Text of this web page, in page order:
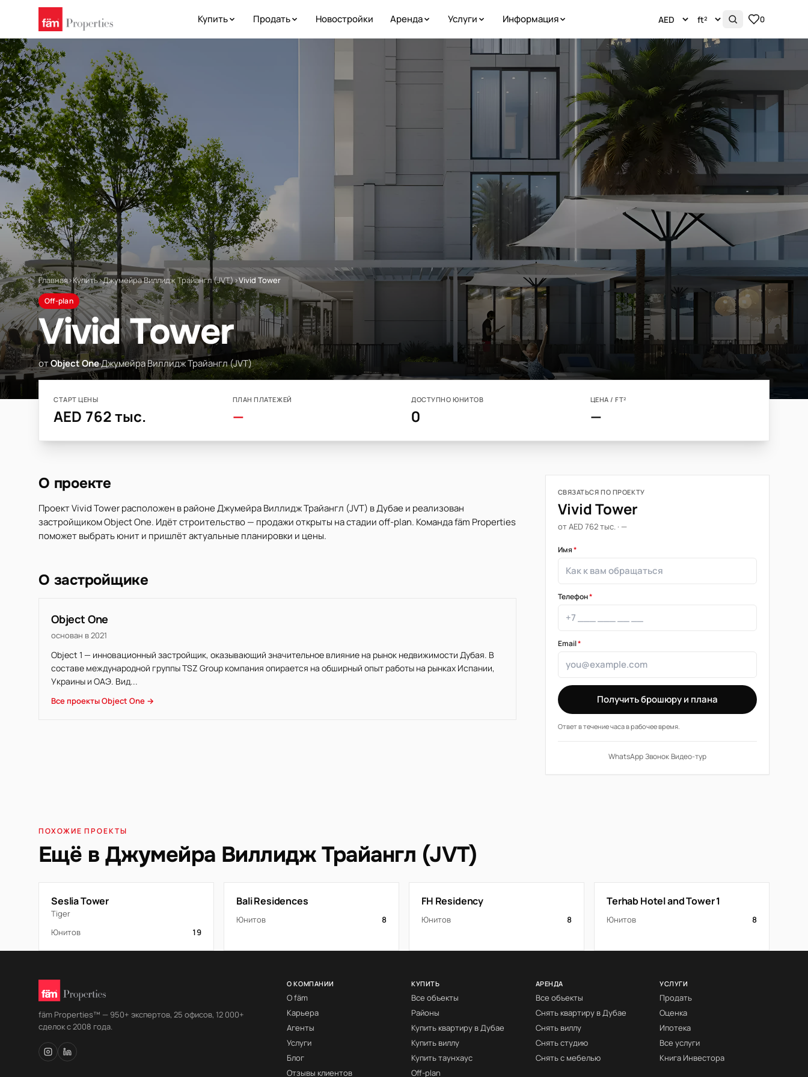
Купить Продать Новостройки Аренда Услуги Информация 0
Главная›Купить›Джумейра Виллидж Трайангл (JVT)›Vivid Tower
Off-plan
Vivid Tower
отObject One·Джумейра Виллидж Трайангл (JVT)
СТАРТ ЦЕНЫ
AED 762 тыс.
ПЛАН ПЛАТЕЖЕЙ
—
ДОСТУПНО ЮНИТОВ
0
ЦЕНА / FT²
—
О проекте
Проект Vivid Tower расположен в районе Джумейра Виллидж Трайангл (JVT) в Дубае и реализован
застройщиком Object One. Идёт строительство — продажи открыты на стадии off-plan. Команда fäm Properties
поможет выбрать юнит и пришлёт актуальные планировки и цены.
О застройщике
Object One
основан в 2021
Object 1 — инновационный застройщик, оказывающий значительное влияние на рынок недвижимости Дубая. В
составе международной группы TSZ Group компания опирается на обширный опыт работы на рынках Испании,
Украины и ОАЭ. Вид...
Все проекты Object One →
СВЯЗАТЬСЯ ПО ПРОЕКТУ
Vivid Tower
от AED 762 тыс. · —
Имя*
Телефон*
Email*
Получить брошюру и плана
Ответ в течение часа в рабочее время.
WhatsApp·Звонок·Видео-тур
ПОХОЖИЕ ПРОЕКТЫ
Ещё в Джумейра Виллидж Трайангл (JVT)
Seslia Tower
Tiger
Юнитов
19
Bali Residences
Юнитов 8
FH Residency
Юнитов 8
Terhab Hotel and Tower 1
Юнитов 8
fäm Properties™ — 950+ экспертов, 25 офисов, 12 000+
сделок с 2008 года.
О КОМПАНИИ
О fäm
Карьера
Агенты
Услуги
Блог
Отзывы клиентов
КУПИТЬ
Все объекты
Районы
Купить квартиру в Дубае
Купить виллу
Купить таунхаус
Off-plan
АРЕНДА
Все объекты
Снять квартиру в Дубае
Снять виллу
Снять студию
Снять с мебелью
УСЛУГИ
Продать
Оценка
Ипотека
Все услуги
Книга Инвестора